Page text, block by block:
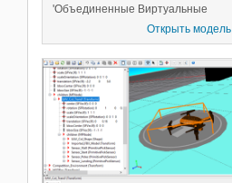
'Объединенные Виртуальные
миры с Simulink' глава в
Руководстве пользователя
Simulink 3D Animation.
Открыть модель